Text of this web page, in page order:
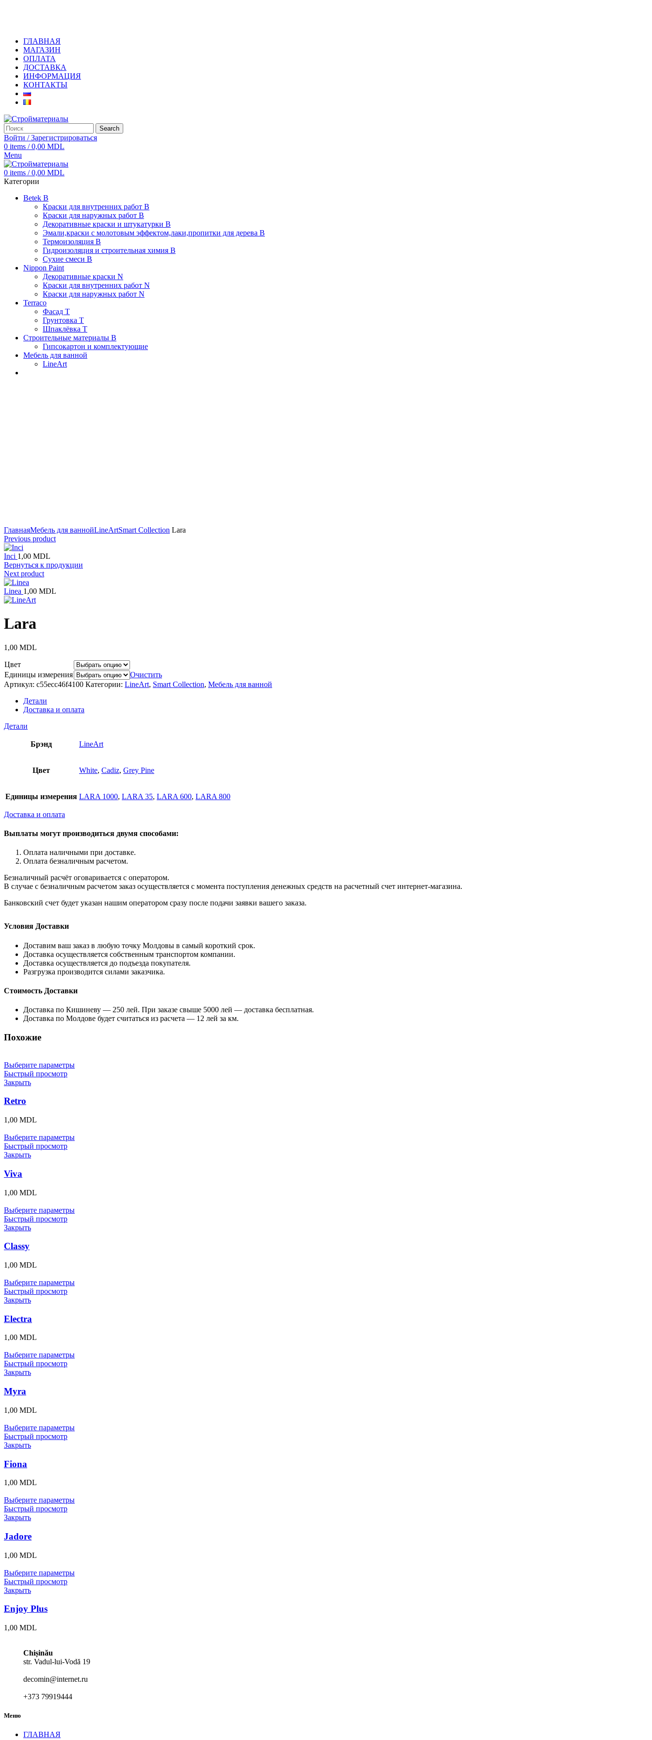
ГЛАВНАЯ
МАГАЗИН
ОПЛАТА
ДОСТАВКА
ИНФОРМАЦИЯ
КОНТАКТЫ
Search
Войти / Зарегистрироваться
0 items / 0,00 MDL
Menu
0 items / 0,00 MDL
Категории
Betek B
Краски для внутренних работ B
Краски для наружных работ B
Декоративные краски и штукатурки В
Эмали,краски с молотовым эффектом,лаки,пропитки для дерева В
Термоизоляция В
Гидроизоляция и строительная химия В
Сухие смеси B
Nippon Paint
Декоративные краски N
Краски для внутренних работ N
Краски для наружных работ N
Terraco
Фасад Т
Грунтовка T
Шпаклёвка T
Строительные материалы В
Гипсокартон и комплектующие
Мебель для ванной
LineArt
ГлавнаяМебель для ваннойLineArtSmart Collection Lara
Previous product
Inci 1,00 MDL
Вернуться к продукции
Next product
Linea 1,00 MDL
Lara
1,00 MDL
Цвет
Единицы измерения
Очистить
Артикул: c55ecc46f4100 Категории: LineArt, Smart Collection, Мебель для ванной
Детали
Доставка и оплата
Детали
Брэнд LineArt
Цвет White, Cadiz, Grey Pine
Единицы измерения LARA 1000, LARA 35, LARA 600, LARA 800
Доставка и оплата
Выплаты могут производиться двумя способами:
Оплата наличными при доставке.
Оплата безналичным расчетом.
Безналичный расчёт оговаривается с оператором.
В случае с безналичным расчетом заказ осуществляется с момента поступления денежных средств на расчетный счет интернет-магазина.
Банковский счет будет указан нашим оператором сразу после подачи заявки вашего заказа.
Условия Доставки
Доставим ваш заказ в любую точку Молдовы в самый короткий срок.
Доставка осуществляется собственным транспортом компании.
Доставка осуществляется до подъезда покупателя.
Разгрузка производится силами заказчика.
Стоимость Доставки
Доставка по Кишиневу — 250 лей. При заказе свыше 5000 лей — доставка бесплатная.
Доставка по Молдове будет считаться из расчета — 12 лей за км.
Похожие
Выберите параметры
Быстрый просмотр
Закрыть
Retro
1,00 MDL
Выберите параметры
Быстрый просмотр
Закрыть
Viva
1,00 MDL
Выберите параметры
Быстрый просмотр
Закрыть
Classy
1,00 MDL
Выберите параметры
Быстрый просмотр
Закрыть
Electra
1,00 MDL
Выберите параметры
Быстрый просмотр
Закрыть
Myra
1,00 MDL
Выберите параметры
Быстрый просмотр
Закрыть
Fiona
1,00 MDL
Выберите параметры
Быстрый просмотр
Закрыть
Jadore
1,00 MDL
Выберите параметры
Быстрый просмотр
Закрыть
Enjoy Plus
1,00 MDL
Chișinău
str. Vadul-lui-Vodă 19
decomin@internet.ru
+373 79919444
Меню
ГЛАВНАЯ